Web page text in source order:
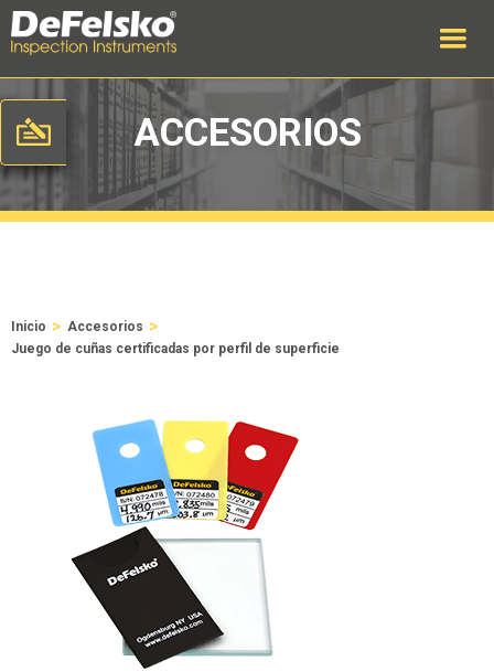
ACCESORIOS
Inicio > Accesorios >
Juego de cuñas certificadas por perfil de superficie